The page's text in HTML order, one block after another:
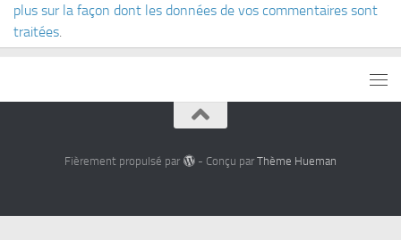
plus sur la façon dont les données de vos commentaires sont
traitées
Fièrement propulsé par - Conçu par Thème Hueman